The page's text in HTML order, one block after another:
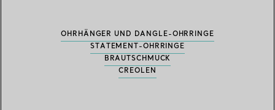
OHRHÄNGER UND DANGLE-OHRRINGE
STATEMENT-OHRRINGE
BRAUTSCHMUCK
CREOLEN